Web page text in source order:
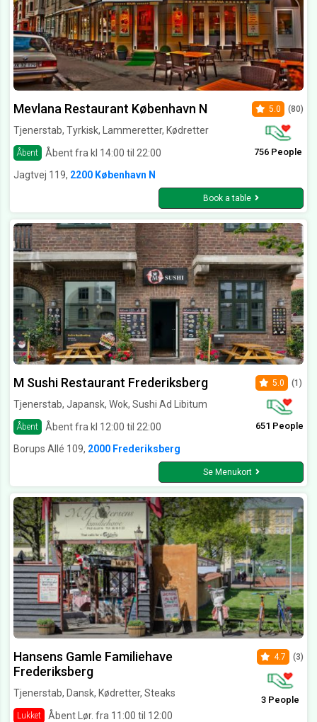
Mevlana Restaurant København N
Tjenerstab, Tyrkisk, Lammeretter, Kødretter
Åbent Åbent fra kl 14:00 til 22:00
5.0 (80)
756 People
Jagtvej 119, 2200 København N
Book a table
M Sushi Restaurant Frederiksberg
Tjenerstab, Japansk, Wok, Sushi Ad Libitum
Åbent Åbent fra kl 12:00 til 22:00
5.0 (1)
651 People
Borups Allé 109, 2000 Frederiksberg
Se Menukort
Hansens Gamle Familiehave
Frederiksberg
Tjenerstab, Dansk, Kødretter, Steaks
Lukket Åbent Lør. fra 11:00 til 12:00
4.7 (3)
3 People